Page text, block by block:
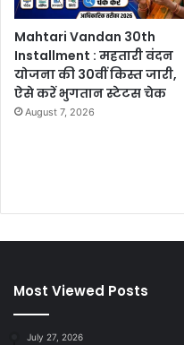
Mahtari Vandan 30th
Installment : महतारी वंदन
योजना की 30वीं किस्त जारी,
ऐसे करें भुगतान स्टेटस चेक
August 7, 2026
Most Viewed Posts
July 27, 2026